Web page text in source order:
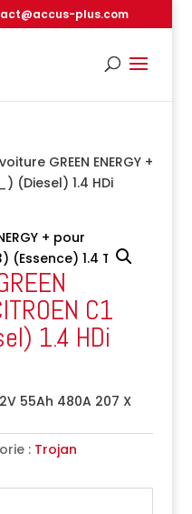
plus.com
GREEN ENERGY +
(Diesel) 1.4 HDi
C1
1.4 HDi
12V 55Ah 480A 207 X
: Trojan